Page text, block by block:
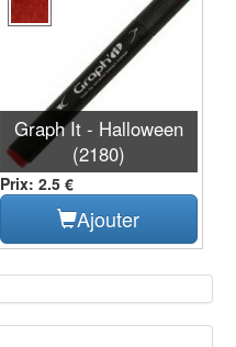
Graph It - Halloween
(2180)
Prix: 2.5 €
Ajouter